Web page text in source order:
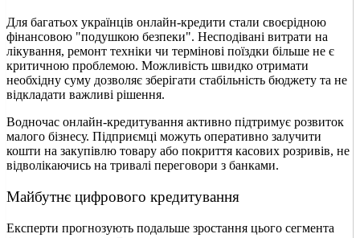
Для багатьох українців онлайн-кредити стали своєрідною
фінансовою "подушкою безпеки". Несподівані витрати на
лікування, ремонт техніки чи термінові поїздки більше не є
критичною проблемою. Можливість швидко отримати
необхідну суму дозволяє зберігати стабільність бюджету та не
відкладати важливі рішення.
Водночас онлайн-кредитування активно підтримує розвиток
малого бізнесу. Підприємці можуть оперативно залучити
кошти на закупівлю товару або покриття касових розривів, не
відволікаючись на тривалі переговори з банками.
Майбутнє цифрового кредитування
Експерти прогнозують подальше зростання цього сегмента